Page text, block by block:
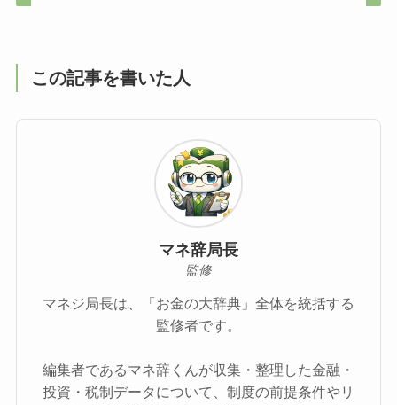
この記事を書いた人
マネ辞局長
監修
マネジ局長は、「お金の大辞典」全体を統括する
監修者です。
編集者であるマネ辞くんが収集・整理した金融・
投資・税制データについて、制度の前提条件やリ